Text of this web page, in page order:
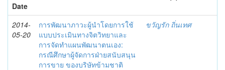
Date
2014-
05-20
การพัฒนาภาวะผู้นำโดยการใช้
แบบประเมินทางจิตวิทยาและ
การจัดทำแผนพัฒนาตนเอง:
กรณีศึกษาผู้จัดการฝ่ายสนับสนุน
การขาย ของบริษัทข้ามชาติ
ขวัญรัก ถิ่นเทศ